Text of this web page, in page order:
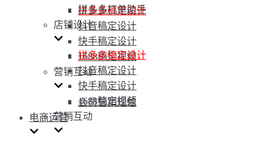
拼多多稿定设计
抖音稿定设计
快手稿定设计
1688稿定视频
营销互动
会员营销短信
电商运营
拼多多打单助手
店铺设计
拼多多稿定设计
抖音稿定设计
快手稿定设计
1688稿定视频
营销互动